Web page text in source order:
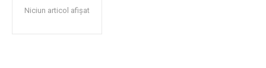
Niciun articol afișat